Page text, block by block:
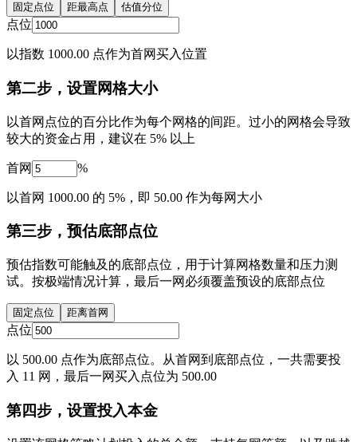
固定点位 距最高点 估值分位
点位
以指数 1000.00 点作为首网买入位置
第二步，设置网格大小
以首网点位的百分比作为每个网格的间距。过小的网格会导致
较大的资金占用，建议在 5% 以上
首网 %
以首网 1000.00 的 5%，即 50.00 作为每网大小
第三步，预估底部点位
预估指数可能触及的底部点位，用于计算网格数量和压力测
试。按极端情况计算，最后一网必须覆盖预设的底部点位
固定点位 距离首网
点位
以 500.00 点作为底部点位。从首网到底部点位，一共需要投
入 11 网，最后一网买入点位为 500.00
第四步，设置投入本金